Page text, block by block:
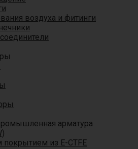
воздуха и фитинги
арматура
покрытием из E-CTFE